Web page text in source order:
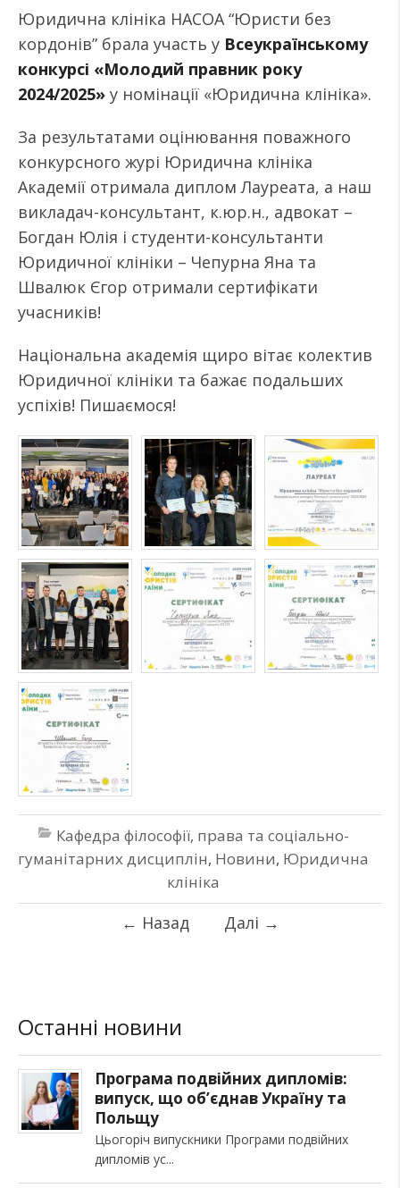
Юридична клініка НАСОА “Юристи без
кордонів” брала участь у Всеукраїнському
конкурсі «Молодий правник року
2024/2025» у номінації «Юридична клініка».
За результатами оцінювання поважного
конкурсного журі Юридична клініка
Академії отримала диплом Лауреата, а наш
викладач-консультант, к.юр.н., адвокат –
Богдан Юлія і студенти-консультанти
Юридичної клініки – Чепурна Яна та
Швалюк Єгор отримали сертифікати
учасників!
Національна академія щиро вітає колектив
Юридичної клініки та бажає подальших
успіхів! Пишаємося!
Кафедра філософії, права та соціально-
гуманітарних дисциплін, Новини, Юридична
клініка
← Назад Далі →
Останні новини
Програма подвійних дипломів:
випуск, що об’єднав Україну та
Польщу
Цьогоріч випускники Програми подвійних
дипломів ус